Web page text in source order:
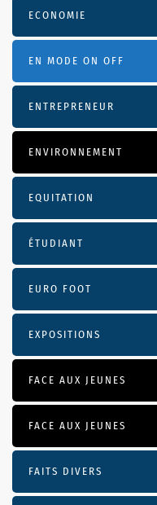
ECONOMIE
EN MODE ON OFF
ENTREPRENEUR
ENVIRONNEMENT
EQUITATION
ÉTUDIANT
EURO FOOT
EXPOSITIONS
FACE AUX JEUNES
FACE AUX JEUNES
FAITS DIVERS